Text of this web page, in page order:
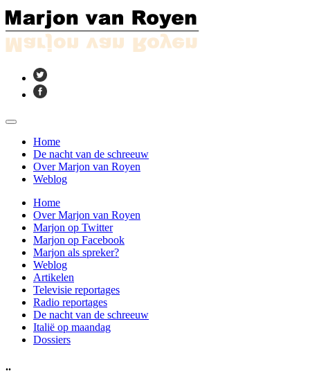
Home
De nacht van de schreeuw
Over Marjon van Royen
Weblog
Home
Over Marjon van Royen
Marjon op Twitter
Marjon op Facebook
Marjon als spreker?
Weblog
Artikelen
Televisie reportages
Radio reportages
De nacht van de schreeuw
Italië op maandag
Dossiers
..